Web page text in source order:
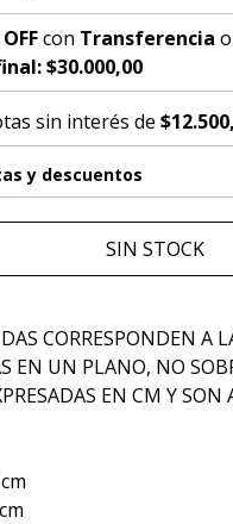
con Transferencia o
$30.000,00
sin interés de
y descuentos
SIN STOCK
CORRESPONDEN A
EN UN PLANO, NO
EN CM Y SON